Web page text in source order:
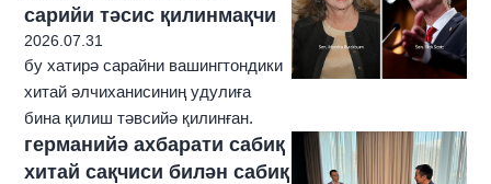
сарийи тәсис қилинмақчи
2026.07.31
бу хатирә сарайни вашингтондики
хитай әлчиханисиниң удулиға
бина қилиш тәвсийә қилинған.
германийә ахбарати сабиқ
хитай сақчиси билән сабиқ